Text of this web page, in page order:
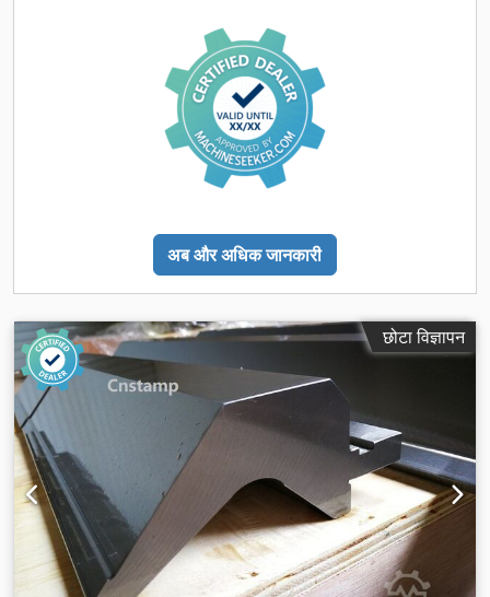
अब और अधिक जानकारी
छोटा विज्ञापन